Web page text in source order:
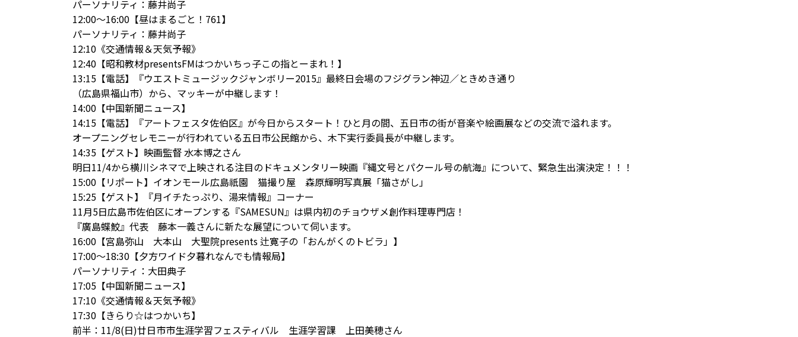
パーソナリティ：藤井尚子
12:00～16:00【昼はまるごと！761】
パーソナリティ：藤井尚子
12:10《交通情報＆天気予報》
12:40【昭和教材presentsFMはつかいちっ子この指とーまれ！】
13:15【電話】『ウエストミュージックジャンボリー2015』最終日会場のフジグラン神辺／ときめき通り
（広島県福山市）から、マッキーが中継します！
14:00【中国新聞ニュース】
14:15【電話】『アートフェスタ佐伯区』が今日からスタート！ひと月の間、五日市の街が音楽や絵画展などの交流で溢れます。
オープニングセレモニーが行われている五日市公民館から、木下実行委員長が中継します。
14:35【ゲスト】映画監督 水本博之さん
明日11/4から横川シネマで上映される注目のドキュメンタリー映画『縄文号とパクール号の航海』について、緊急生出演決定！！！
15:00【リポート】イオンモール広島祇園 猫撮り屋 森原輝明写真展「猫さがし」
15:25【ゲスト】『月イチたっぷり、湯来情報』コーナー
11月5日広島市佐伯区にオープンする『SAMESUN』は県内初のチョウザメ創作料理専門店！
『廣島蝶鮫』代表 藤本一義さんに新たな展望について伺います。
16:00【宮島弥山 大本山 大聖院presents 辻寛子の「おんがくのトビラ」】
17:00～18:30【夕方ワイド夕暮れなんでも情報局】
パーソナリティ：大田典子
17:05【中国新聞ニュース】
17:10《交通情報＆天気予報》
17:30【きらり☆はつかいち】
前半：11/8(日)廿日市市生涯学習フェスティバル 生涯学習課 上田美穂さん